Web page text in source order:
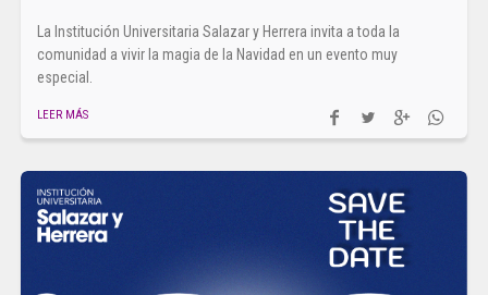
La Institución Universitaria Salazar y Herrera invita a toda la
comunidad a vivir la magia de la Navidad en un evento muy
especial.
LEER MÁS